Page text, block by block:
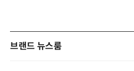
브랜드 뉴스룸